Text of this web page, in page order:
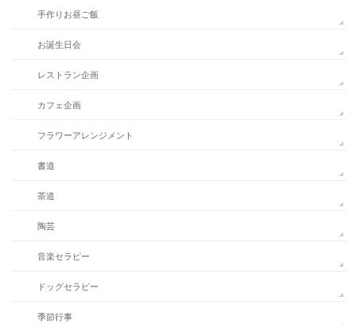
手作りお昼ご飯
お誕生日会
レストラン企画
カフェ企画
フラワーアレンジメント
書道
茶道
陶芸
音楽セラピー
ドッグセラピー
季節行事